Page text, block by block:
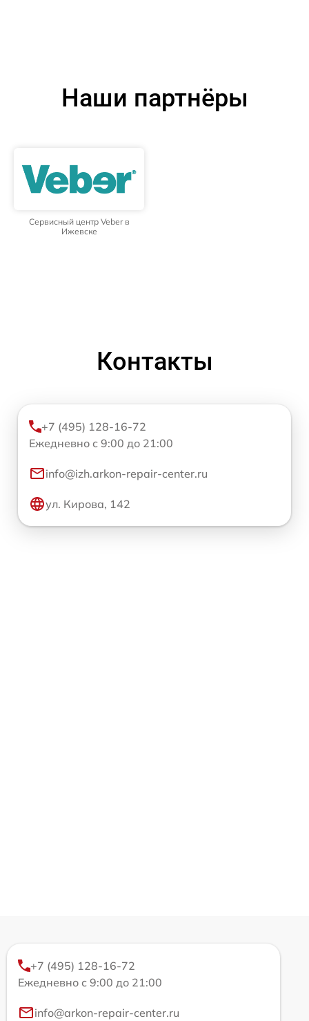
Наши партнёры
Сервисный центр Veber в
Ижевске
Контакты
+7 (495) 128-16-72
Ежедневно с 9:00 до 21:00
info@izh.arkon-repair-center.ru
ул. Кирова, 142
+7 (495) 128-16-72
Ежедневно с 9:00 до 21:00
info@arkon-repair-center.ru